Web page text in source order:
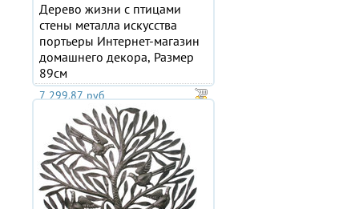
Дерево жизни с птицами
стены металла искусства
портьеры Интернет-магазин
домашнего декора, Размер
89см
7 299.87 руб